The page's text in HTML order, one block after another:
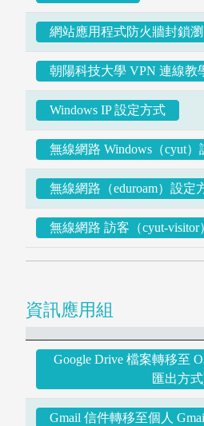
網站應用程式防火牆封鎖
朝陽科技大學 VPN 連線教
Windows IP 設定方式
無線網路 Windows（cyut）
無線網路（eduroam）設定
無線網路 訪客（cyut-
資訊應用組
Google Drive 檔案轉移至
匯出方
Gmail 信件轉移至個人